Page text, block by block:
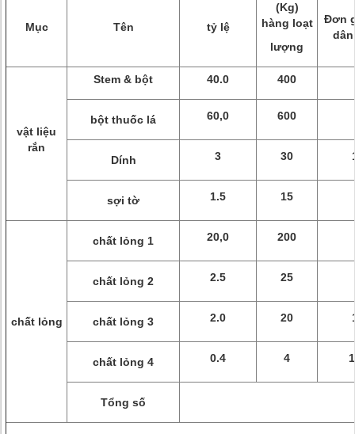
Mục Tên tỷ lệ
(Kg)
hàng loạt
lượng
Đơn
vật liệu
rắn
Stem & bột 40.0 400
bột thuốc lá 60,0 600
Dính 3 30
sợi tờ 1.5 15
chất lỏng
chất lỏng 1 20,0 200
chất lỏng 2 2.5 25
chất lỏng 3 2.0 20
chất lỏng 4 0.4 4
Tổng số